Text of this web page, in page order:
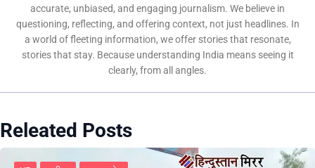
accurate, unbiased, and engaging journalism. We believe in
questioning, reflecting, and offering context, not just headlines. In
a world of fleeting information, we offer stories that resonate,
stories that stay. Because understanding India means seeing it
clearly, from all angles.
Releated Posts